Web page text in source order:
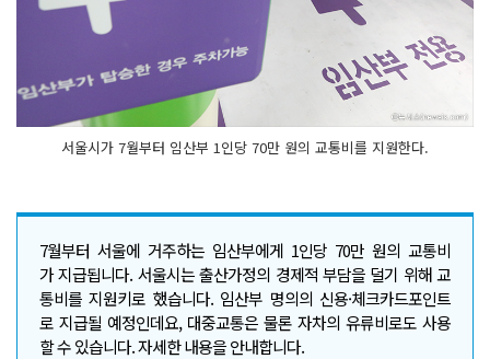
서울시가 7월부터 임산부 1인당 70만 원의 교통비를 지원한다.
7월부터 서울에 거주하는 임산부에게 1인당 70만 원의 교통비
가 지급됩니다. 서울시는 출산가정의 경제적 부담을 덜기 위해 교
통비를 지원키로 했습니다. 임산부 명의의 신용·체크카드포인트
로 지급될 예정인데요, 대중교통은 물론 자차의 유류비로도 사용
할 수 있습니다. 자세한 내용을 안내합니다.